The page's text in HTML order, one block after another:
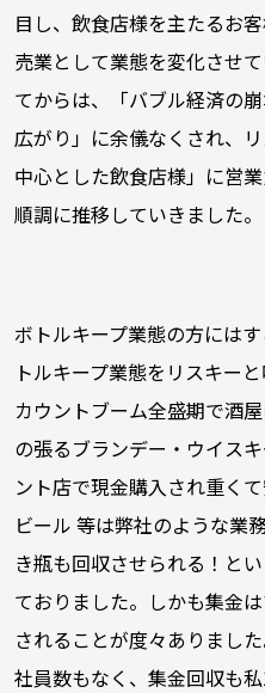
目し、飲食店様を主たるお
売業として業態を変化させ
てからは、「バブル経済の
広がり」に余儀なくされ、
中心とした飲食店様」に営
順調に推移していきました。
ボトルキープ業態の方には
トルキープ業態をリスキー
カウントブーム全盛期で酒
の張るブランデー・ウイス
ント店で現金購入され重く
ビール 等は弊社のような業
き瓶も回収させられる！と
ておりました。しかも集金
されることが度々ありまし
社員数もなく、集金回収も